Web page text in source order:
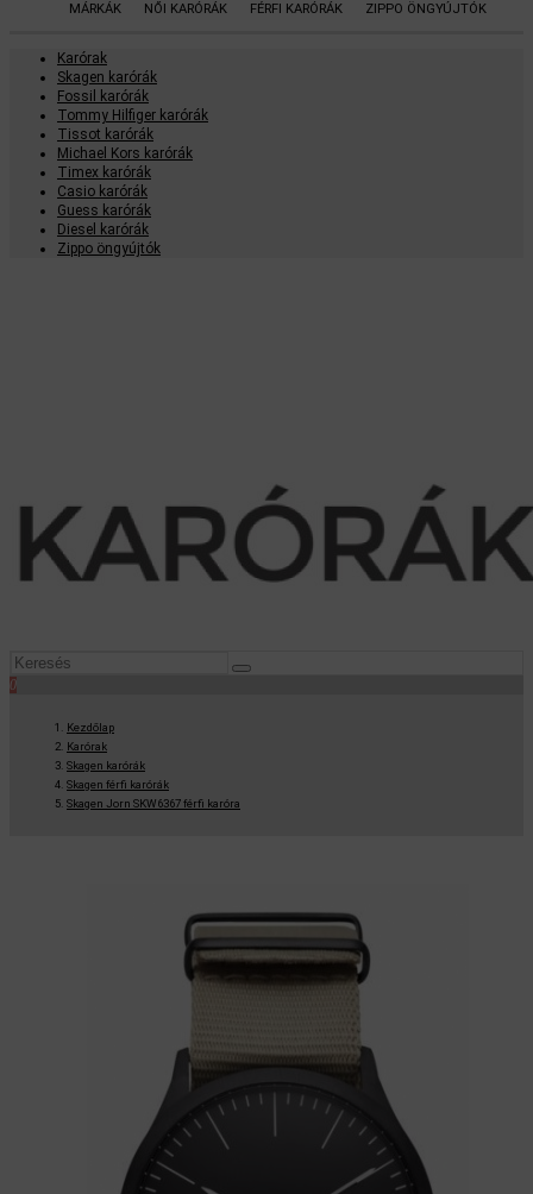
MÁRKÁK NŐI KARÓRÁK FÉRFI KARÓRÁK ZIPPO ÖNGYÚJTÓK
Karórak
Skagen karórák
Fossil karórák
Tommy Hilfiger karórák
Tissot karórák
Michael Kors karórák
Timex karórák
Casio karórák
Guess karórák
Diesel karórák
Zippo öngyújtók
0
Kezdőlap
Karórak
Skagen karórák
Skagen férfi karórák
Skagen Jorn SKW6367 férfi karóra